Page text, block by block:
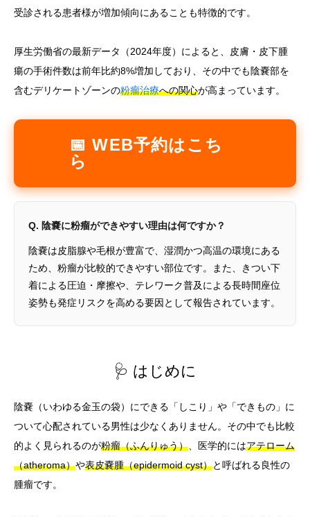
受診される患者様が増加傾向にあることも特徴的です。
厚生労働省の最新データ（2024年度）によると、皮膚・皮下腫
瘍の手術件数は前年比約8%増加しており、その中でも陰嚢部を
含むデリケートゾーンの粉瘤治療への関心が高まっています。
📅 WEB予約はこち
ら
Q. 陰嚢に粉瘤ができやすい理由は何ですか？
陰嚢は皮脂腺や毛根が豊富で、湿潤かつ高温の環境にある
ため、粉瘤が比較的できやすい部位です。また、きつい下
着による圧迫・摩擦や、テレワーク普及による長時間座位
姿勢も発症リスクを高める要因として報告されています。
🩺 はじめに
陰嚢（いわゆる金玉の袋）にできる「しこり」や「できもの」に
ついて心配されている男性は少なくありません。その中でも比較
的よく見られるのが粉瘤（ふんりゅう） 、医学的にはアテローム
（atheroma）や表皮嚢腫（epidermoid cyst）と呼ばれる良性の
腫瘤です。